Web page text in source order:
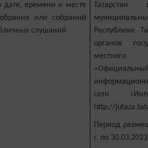
времени и месте
или собраний
слушаний
Республики
органов
сети
http://
Период
г. по 30.03.2023